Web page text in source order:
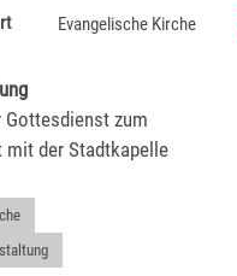
Evangelische Kirche
Gottesdienst zum
der Stadtkapelle